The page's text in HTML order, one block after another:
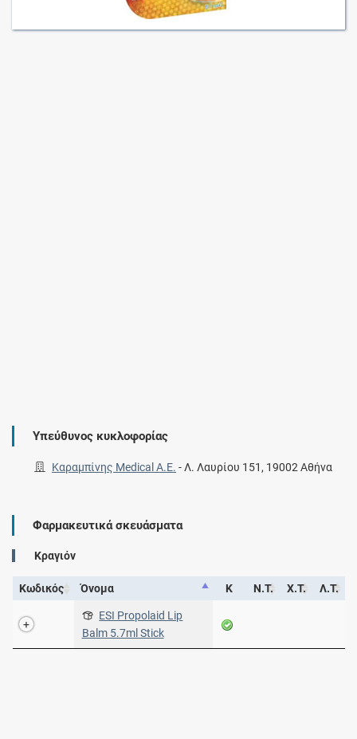
Υπεύθυνος κυκλοφορίας
Καραμπίνης Medical Α.Ε. - Λ. Λαυρίου 151, 19002 Αθήνα
Φαρμακευτικά σκευάσματα
Κραγιόν
Κωδικός Όνομα Κ Ν.Τ. Χ.Τ. Λ.Τ.
ESI Propolaid Lip
Balm 5.7ml Stick